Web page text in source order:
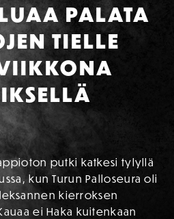
PALATA
TIELLE
putki katkesi tylyllä
kun Turun Palloseura oli
kierroksen
ei Haka kuitenkaan